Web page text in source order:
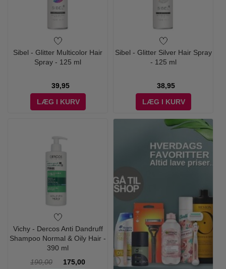
Sibel - Glitter Multicolor Hair
Spray - 125 ml
39,95
LÆG I KURV
Sibel - Glitter Silver Hair Spray
- 125 ml
38,95
LÆG I KURV
Vichy - Dercos Anti Dandruff
Shampoo Normal & Oily Hair -
390 ml
190,00
175,00